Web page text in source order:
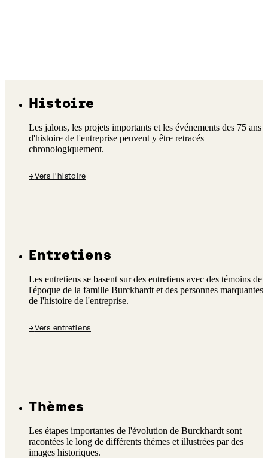
Histoire
Les jalons, les projets importants et les événements des 75 ans
d'histoire de l'entreprise peuvent y être retracés
chronologiquement.
→Vers l'histoire
Entretiens
Les entretiens se basent sur des entretiens avec des témoins de
l'époque de la famille Burckhardt et des personnes marquantes
de l'histoire de l'entreprise.
→Vers entretiens
Thèmes
Les étapes importantes de l'évolution de Burckhardt sont
racontées le long de différents thèmes et illustrées par des
images historiques.